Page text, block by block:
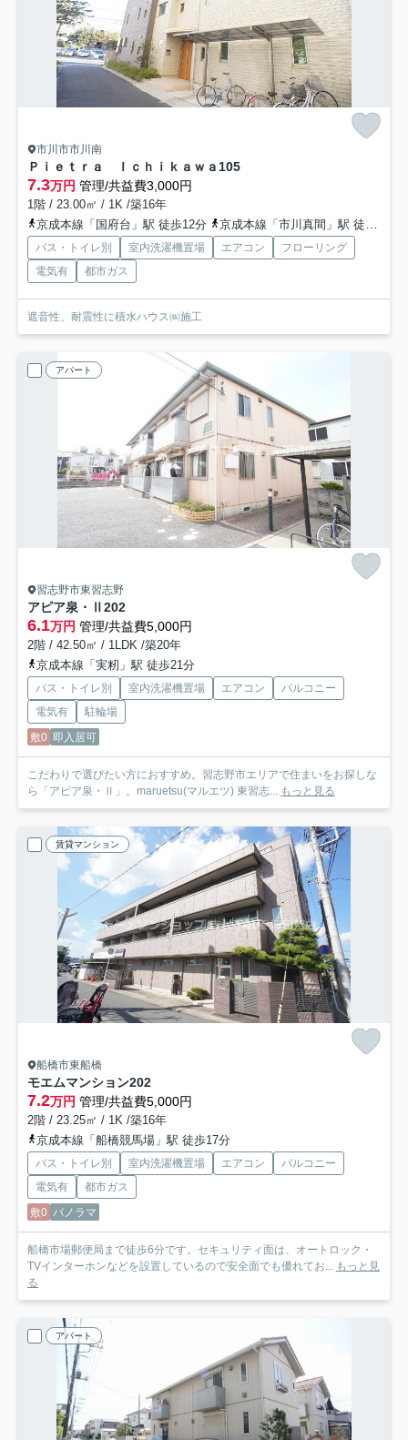
市川市市川南
Ｐｉｅｔｒａ Ｉｃｈｉｋａｗａ105
7.3万円 管理/共益費3,000円
1階 / 23.00㎡ / 1K /築16年
京成本線「国府台」駅 徒歩12分
京成本線「市川真間」駅 徒歩18分
バス・トイレ別 室内洗濯機置場 エアコン
フローリング
電気有
都市ガス
遮音性、耐震性に積水ハウス㈱施工
アパート
習志野市東習志野
アピア泉・Ⅱ 202
6.1万円 管理/共益費5,000円
2階 / 42.50㎡ / 1LDK /築20年
京成本線「実籾」駅 徒歩21分
バス・トイレ別 室内洗濯機置場 エアコン
バルコニー
電気有
駐輪場
敷0 即入居可
こだわりで選びたい方におすすめ。習志野市エリアで住まいをお探しな
ら「アピア泉・Ⅱ」。maruetsu(マルエツ) 東習志... もっと見る
賃貸マンション
船橋市東船橋
モエムマンション202
7.2万円 管理/共益費5,000円
2階 / 23.25㎡ / 1K /築16年
京成本線「船橋競馬場」駅 徒歩17分
バス・トイレ別 室内洗濯機置場 エアコン
バルコニー
電気有
都市ガス
敷0 パノラマ
船橋市場郵便局まで徒歩6分です。セキュリティ面は、オートロック・
TVインターホンなどを設置しているので安全面でも優れてお...
もっと見
る
アパート